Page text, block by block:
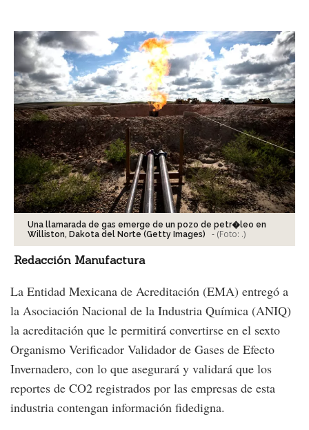
Una llamarada de gas emerge de un pozo de petr�leo en
Williston, Dakota del Norte (Getty Images)
- (Foto: .)
Redacción Manufactura
La Entidad Mexicana de Acreditación (EMA) entregó a
la Asociación Nacional de la Industria Química (ANIQ)
la acreditación que le permitirá convertirse en el sexto
Organismo Verificador Validador de Gases de Efecto
Invernadero, con lo que asegurará y validará que los
reportes de CO2 registrados por las empresas de esta
industria contengan información fidedigna.